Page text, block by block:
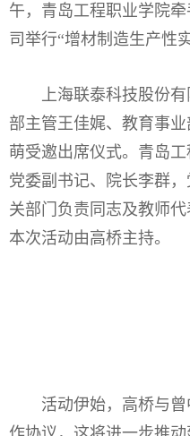
午，青岛工程职业学院
司举行“增材制造生产性
上海联泰科技股份有
部主管王佳娓、教育事
萌受邀出席仪式。青岛工
党委副书记、院长李群
关部门负责同志及教师代
本次活动由高桥主持。
活动伊始，高桥与曾